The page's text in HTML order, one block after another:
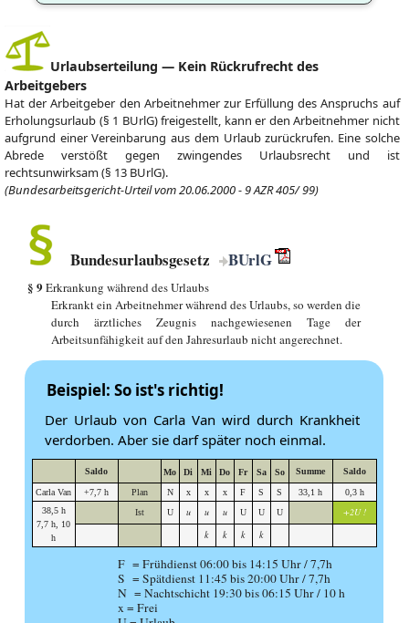
Urlaubserteilung — Kein Rückrufrecht des
Arbeitgebers
Hat der Arbeitgeber den Arbeitnehmer zur Erfüllung des Anspruchs auf
Erholungsurlaub (§ 1 BUrlG) freigestellt, kann er den Arbeitnehmer nicht
aufgrund einer Vereinbarung aus dem Urlaub zurückrufen. Eine solche
Abrede verstößt gegen zwingendes Urlaubsrecht und ist
rechtsunwirksam (§ 13 BUrlG).
(Bundesarbeitsgericht-Urteil vom 20.06.2000 - 9 AZR 405/ 99)
Bundesurlaubsgesetz BUrlG
§ 9 Erkrankung während des Urlaubs
Erkrankt ein Arbeitnehmer während des Urlaubs, so werden die
durch ärztliches Zeugnis nachgewiesenen Tage der
Arbeitsunfähigkeit auf den Jahresurlaub nicht angerechnet.
Beispiel: So ist's richtig!
Der Urlaub von Carla Van wird durch Krankheit
verdorben. Aber sie darf später noch einmal.
Saldo Mo Di Mi Do Fr Sa So Summe Saldo
Carla Van +7,7 h Plan N x x x F S S 33,1 h
0,3 h
38,5 h
7,7 h, 10
h
Ist U u u u U U U
+2U !
k
k k k
F = Frühdienst 06:00 bis 14:15 Uhr / 7,7h
S = Spätdienst 11:45 bis 20:00 Uhr / 7,7h
N = Nachtschicht 19:30 bis 06:15 Uhr / 10 h
x = Frei